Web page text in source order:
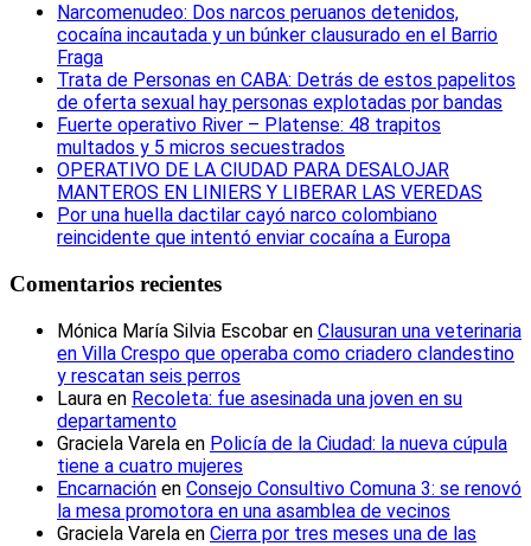
Narcomenudeo: Dos narcos peruanos detenidos,
cocaína incautada y un búnker clausurado en el Barrio
Fraga
Trata de Personas en CABA: Detrás de estos papelitos
de oferta sexual hay personas explotadas por bandas
Fuerte operativo River – Platense: 48 trapitos
multados y 5 micros secuestrados
OPERATIVO DE LA CIUDAD PARA DESALOJAR
MANTEROS EN LINIERS Y LIBERAR LAS VEREDAS
Por una huella dactilar cayó narco colombiano
reincidente que intentó enviar cocaína a Europa
Comentarios recientes
Mónica María Silvia Escobar en Clausuran una veterinaria
en Villa Crespo que operaba como criadero clandestino
y rescatan seis perros
Laura en Recoleta: fue asesinada una joven en su
departamento
Graciela Varela en Policía de la Ciudad: la nueva cúpula
tiene a cuatro mujeres
Encarnación en Consejo Consultivo Comuna 3: se renovó
la mesa promotora en una asamblea de vecinos
Graciela Varela en Cierra por tres meses una de las